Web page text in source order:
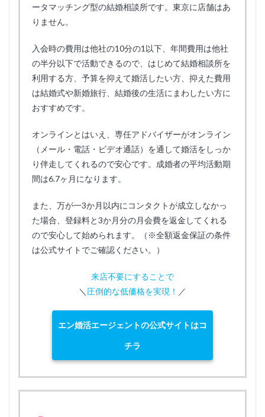
ータマッチング型の結婚相談所です。東京に店舗はあ
りません。
入会時の費用は他社の10分の1以下、年間費用は他社
の半分以下で活動できるので、はじめて結婚相談所を
利用する方、予算を抑えて婚活したい方、抑えた費用
は結婚式や新婚旅行、結婚後の生活にまわしたい方に
おすすめです。
オンラインとはいえ、専任アドバイザーがオンライン
（メール・電話・ビデオ通話）を通して婚活をしっか
り伴走してくれるので安心です。成婚者の平均活動期
間は6.7ヶ月になります。
また、万が一3か月以内にコンタクトが成立しなかっ
た場合、登録料と3か月分の月会費を返金してくれる
ので安心して始められます。（※全額返金保証の条件
は公式サイトでご確認ください。）
来店不要にすることで
＼ 圧倒的な低価格を実現！ ／
エン婚活エージェントの公式サイトはコ
チラ